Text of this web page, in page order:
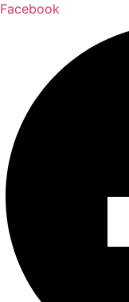
Facebook